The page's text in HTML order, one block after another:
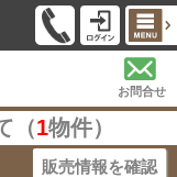
お問合せ
（1物件）
販売情報を確認